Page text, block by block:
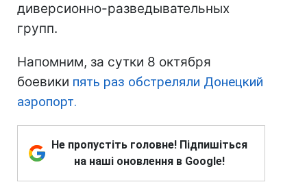
диверсионно-разведывательных
групп.
Напомним, за сутки 8 октября
боевики пять раз обстреляли Донецкий
аэропорт.
Не пропустіть головне! Підпишіться
на наші оновлення в Google!